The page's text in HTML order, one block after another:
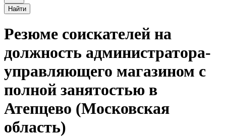
Найти
Резюме соискателей на
должность администратора-
управляющего магазином с
полной занятостью в
Атепцево (Московская
область)